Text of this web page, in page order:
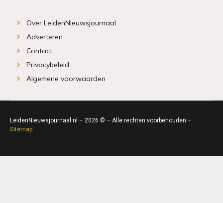
Over LeidenNieuwsjournaal
Adverteren
Contact
Privacybeleid
Algemene voorwaarden
LeidenNieuwsjournaal.nl – 2026 © – Alle rechten voorbehouden –
Sitemap